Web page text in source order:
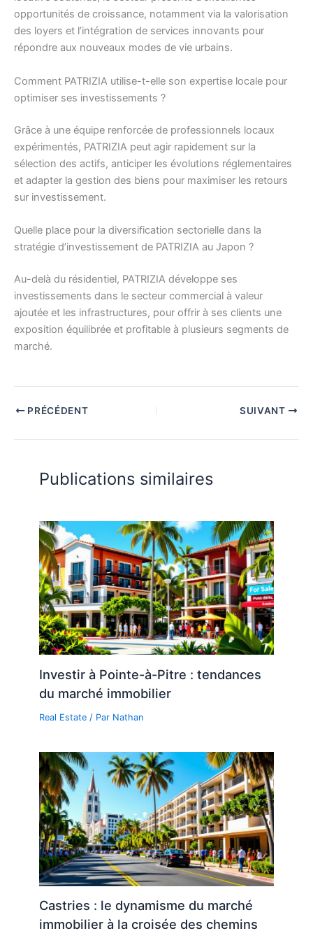
opportunités de croissance, notamment via la valorisation
des loyers et l’intégration de services innovants pour
répondre aux nouveaux modes de vie urbains.
Comment PATRIZIA utilise-t-elle son expertise locale pour
optimiser ses investissements ?
Grâce à une équipe renforcée de professionnels locaux
expérimentés, PATRIZIA peut agir rapidement sur la
sélection des actifs, anticiper les évolutions réglementaires
et adapter la gestion des biens pour maximiser les retours
sur investissement.
Quelle place pour la diversification sectorielle dans la
stratégie d’investissement de PATRIZIA au Japon ?
Au-delà du résidentiel, PATRIZIA développe ses
investissements dans le secteur commercial à valeur
ajoutée et les infrastructures, pour offrir à ses clients une
exposition équilibrée et profitable à plusieurs segments de
marché.
PRÉCÉDENT SUIVANT
Publications similaires
Investir à Pointe-à-Pitre : tendances
du marché immobilier
Real Estate / Par Nathan
Castries : le dynamisme du marché
immobilier à la croisée des chemins